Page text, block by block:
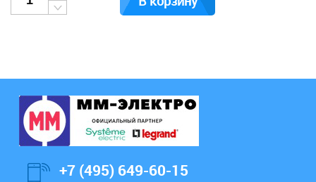
+7 (495) 649-60-15